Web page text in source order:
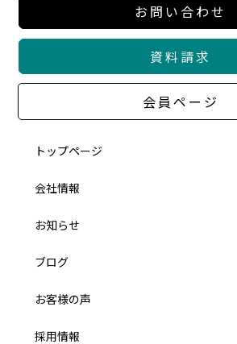
お問い合わせ
資料請求
会員ページ
トップページ
会社情報
お知らせ
ブログ
お客様の声
採用情報